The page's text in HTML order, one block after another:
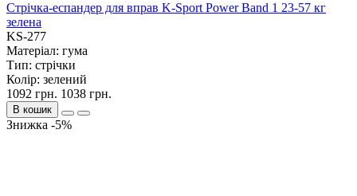
Стрічка-еспандер для вправ K-Sport Power Band 1 23-57 кг
зелена
KS-277
Матеріал: гума
Тип: стрічки
Колір: зелений
1092 грн. 1038 грн.
В кошик
Знижка -5%